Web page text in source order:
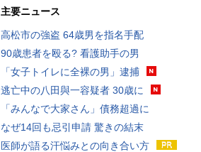
主要ニュース
高松市の強盗 64歳男を指名手配
90歳患者を殴る? 看護助手の男
「女子トイレに全裸の男」逮捕
逃亡中の八田與一容疑者 30歳に
「みんなで大家さん」債務超過に
なぜ14回も忌引申請 驚きの結末
医師が語る汗悩みとの向き合い方